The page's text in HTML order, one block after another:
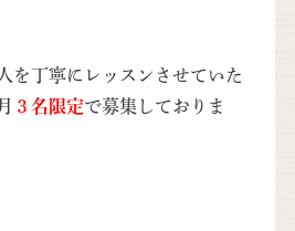
を丁寧にレッスンさせていた
３名限定で募集しておりま